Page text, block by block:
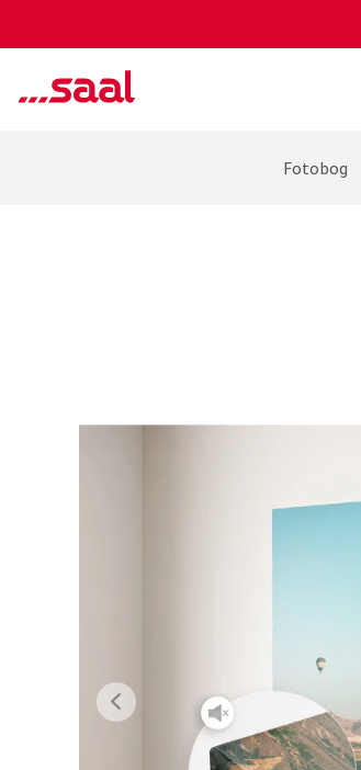
Fotobog